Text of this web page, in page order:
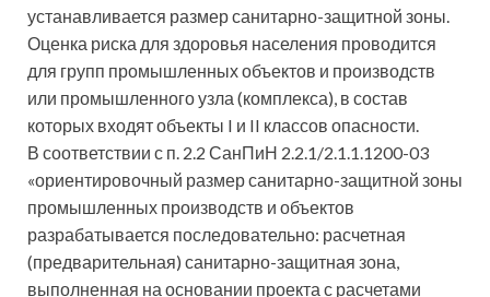
устанавливается размер санитарно-защитной зоны.
Оценка риска для здоровья населения проводится
для групп промышленных объектов и производств
или промышленного узла (комплекса), в состав
которых входят объекты I и II классов опасности.
В соответствии с п. 2.2 СанПиН 2.2.1/2.1.1.1200-03
«ориентировочный размер санитарно-защитной зоны
промышленных производств и объектов
разрабатывается последовательно: расчетная
(предварительная) санитарно-защитная зона,
выполненная на основании проекта с расчетами